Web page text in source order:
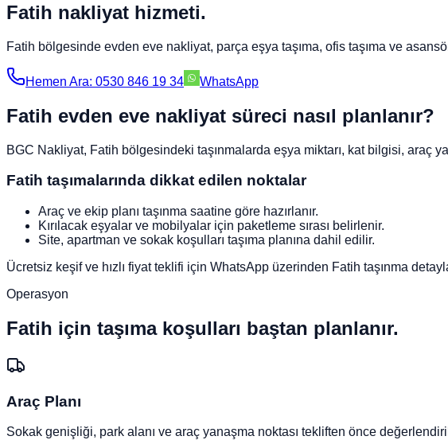
Fatih nakliyat hizmeti.
Fatih bölgesinde evden eve nakliyat, parça eşya taşıma, ofis taşıma ve
Hemen Ara: 0530 846 19 34 WhatsApp
Fatih evden eve nakliyat süreci nasıl planlanır?
BGC Nakliyat, Fatih bölgesindeki taşınmalarda eşya miktarı, kat bilgisi, araç
Fatih taşımalarında dikkat edilen noktalar
Araç ve ekip planı taşınma saatine göre hazırlanır.
Kırılacak eşyalar ve mobilyalar için paketleme sırası belirlenir.
Site, apartman ve sokak koşulları taşıma planına dahil edilir.
Ücretsiz keşif ve hızlı fiyat teklifi için WhatsApp üzerinden Fatih taşınma
Operasyon
Fatih için taşıma koşulları baştan planlanır.
Araç Planı
Sokak genişliği, park alanı ve araç yanaşma noktası tekliften önce